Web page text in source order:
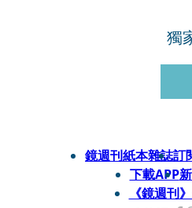
獨
鏡週刊紙本雜誌訂
下載APP
《鏡週刊